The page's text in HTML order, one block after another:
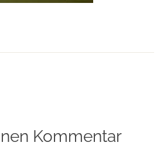
Kommentar